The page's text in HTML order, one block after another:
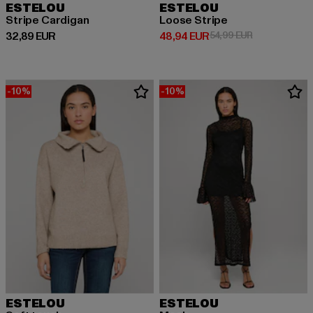
ESTELOU
Stripe Cardigan
32,89 EUR
Prix courant: 32,89 EUR
ESTELOU
Loose Stripe
48,94 EUR
Prix courant: 48,94 EUR
54,99 EURPrix en
-10%
ESTELOU
-10%
ESTELOU